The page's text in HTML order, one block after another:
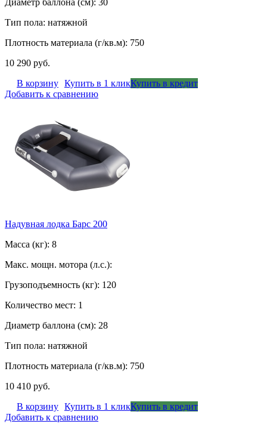
Диаметр баллона (см): 30
Тип пола: натяжной
Плотность материала (г/кв.м): 750
10 290 руб.
В корзину Купить в 1 кликКупить в кредит
Добавить к сравнению
Надувная лодка Барс 200
Масса (кг): 8
Макс. мощн. мотора (л.с.):
Грузоподъемность (кг): 120
Количество мест: 1
Диаметр баллона (см): 28
Тип пола: натяжной
Плотность материала (г/кв.м): 750
10 410 руб.
В корзину Купить в 1 кликКупить в кредит
Добавить к сравнению